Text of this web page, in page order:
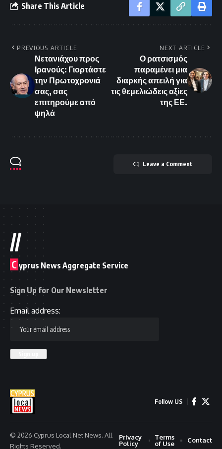
Share This Article
PREVIOUS ARTICLE
Νετανιάχου προς
Ιρανούς: Γιορτάστε
την Πρωτοχρονιά
σας, σας
επιτηρούμε από
ψηλά
NEXT ARTICLE
Ο ρατσισμός
παραμένει μια
διαρκής απειλή για
τις θεμελιώδεις αξίες
της ΕΕ.
Leave a Comment
//
C yprus News Aggregate Service
Sign Up for Our Newsletter
Email address:
Follow US
© 2026 Cyprus Local Net News. All
Rights Reserved.
Privacy
Policy
Terms
of Use
Contact